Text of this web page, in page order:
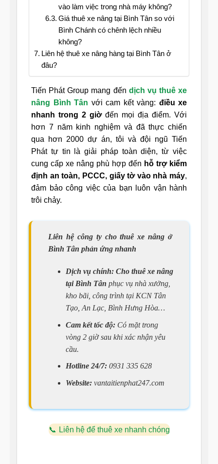
vào làm việc trong nhà máy không?
Giá thuê xe nâng tại Bình Tân so với
Bình Chánh có chênh lệch nhiều
không?
Liên hệ thuê xe nâng hàng tại Bình Tân ở
đâu?
Tiến Phát Group mang đến dịch vụ thuê xe
nâng Bình Tân với cam kết vàng: điều xe
nhanh trong 2 giờđến mọi địa điểm. Với
hơn 7 năm kinh nghiệm và đã thực chiến
qua hơn 2000 dự án, tôi và đội ngũ Tiến
Phát tự tin là giải pháp toàn diện, từ việc
cung cấp xe nâng phù hợp đến hỗ trợ kiểm
định an toàn, PCCC, giấy tờ vào nhà máy,
đảm bảo công việc của bạn luôn vận hành
trôi chảy.
Liên hệ công ty cho thuê xe nâng ở
Bình Tân phản ứng nhanh
Dịch vụ chính: Cho thuê xe nâng
tại Bình Tân phục vụ nhà xưởng,
kho bãi, công trình tại KCN Tân
Tạo, An Lạc, Bình Hưng Hòa…
Cam kết tốc độ:Có mặt trong
vòng 2 giờ sau khi xác nhận yêu
cầu.
Hotline 24/7:0931 335 628
Website:vantaitienphat247.com
Liên hệ để thuê xe nhanh chóng